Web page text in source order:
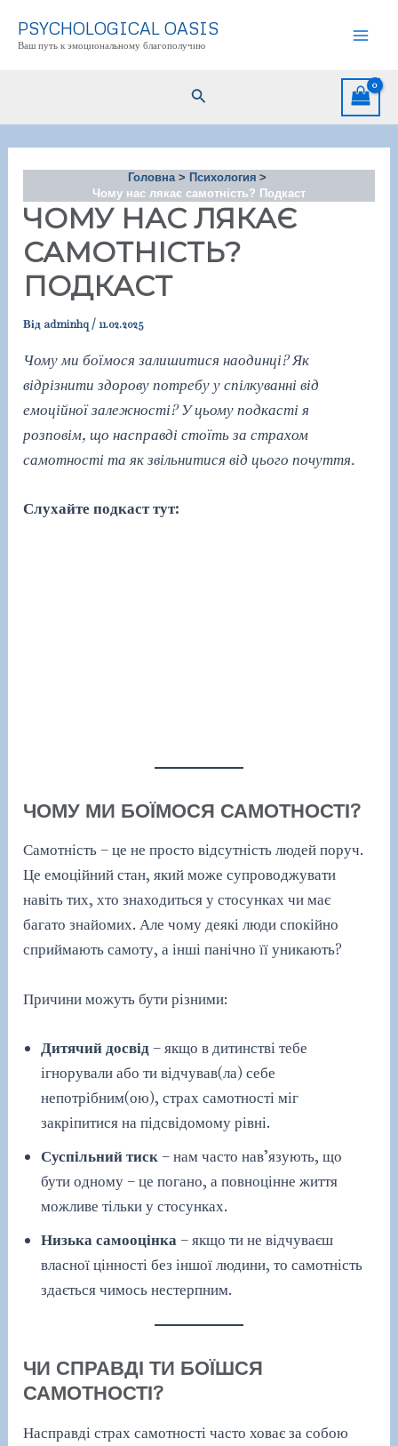
PSYCHOLOGICAL OASIS
Ваш путь к эмоциональному благополучию
Пошук
Головна
Психология
Чому нас лякає самотність? Подкаст
ЧОМУ НАС ЛЯКАЄ
САМОТНІСТЬ?
ПОДКАСТ
Від adminhq/11.02.2025
Чому ми боїмося залишитися наодинці? Як
відрізнити здорову потребу у спілкуванні від
емоційної залежності? У цьому подкасті я
розповім, що насправді стоїть за страхом
самотності та як звільнитися від цього почуття.
Слухайте подкаст тут:
ЧОМУ МИ БОЇМОСЯ САМОТНОСТІ?
Самотність – це не просто відсутність людей поруч.
Це емоційний стан, який може супроводжувати
навіть тих, хто знаходиться у стосунках чи має
багато знайомих. Але чому деякі люди спокійно
сприймають самоту, а інші панічно її уникають?
Причини можуть бути різними:
Дитячий досвід– якщо в дитинстві тебе
ігнорували або ти відчував(ла) себе
непотрібним(ою), страх самотності міг
закріпитися на підсвідомому рівні.
Суспільний тиск– нам часто нав’язують, що
бути одному – це погано, а повноцінне життя
можливе тільки у стосунках.
Низька самооцінка– якщо ти не відчуваєш
власної цінності без іншої людини, то самотність
здається чимось нестерпним.
ЧИ СПРАВДІ ТИ БОЇШСЯ
САМОТНОСТІ?
Насправді страх самотності часто ховає за собою